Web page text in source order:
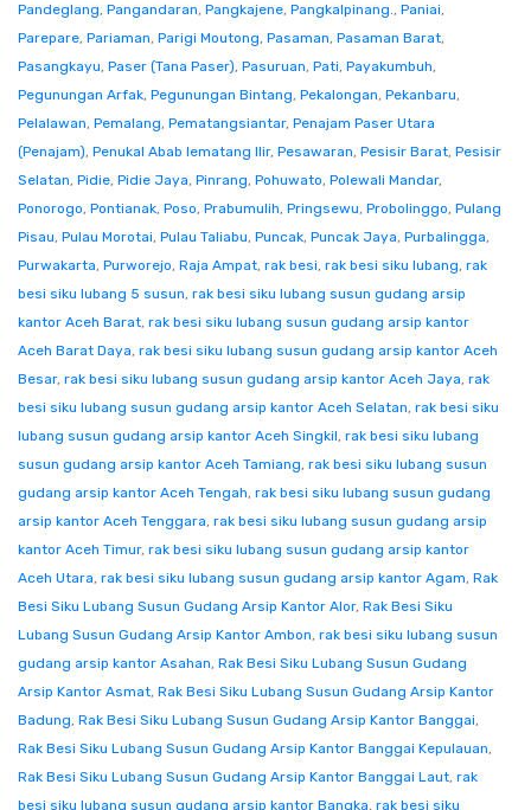
Pandeglang, Pangandaran, Pangkajene, Pangkalpinang., Paniai,
Parepare, Pariaman, Parigi Moutong, Pasaman, Pasaman Barat,
Pasangkayu, Paser (Tana Paser), Pasuruan, Pati, Payakumbuh,
Pegunungan Arfak, Pegunungan Bintang, Pekalongan, Pekanbaru,
Pelalawan, Pemalang, Pematangsiantar, Penajam Paser Utara
(Penajam), Penukal Abab lematang Ilir, Pesawaran, Pesisir Barat, Pesisir
Selatan, Pidie, Pidie Jaya, Pinrang, Pohuwato, Polewali Mandar,
Ponorogo, Pontianak, Poso, Prabumulih, Pringsewu, Probolinggo, Pulang
Pisau, Pulau Morotai, Pulau Taliabu, Puncak, Puncak Jaya, Purbalingga,
Purwakarta, Purworejo, Raja Ampat, rak besi, rak besi siku lubang, rak
besi siku lubang 5 susun, rak besi siku lubang susun gudang arsip
kantor Aceh Barat, rak besi siku lubang susun gudang arsip kantor
Aceh Barat Daya, rak besi siku lubang susun gudang arsip kantor Aceh
Besar, rak besi siku lubang susun gudang arsip kantor Aceh Jaya, rak
besi siku lubang susun gudang arsip kantor Aceh Selatan, rak besi siku
lubang susun gudang arsip kantor Aceh Singkil, rak besi siku lubang
susun gudang arsip kantor Aceh Tamiang, rak besi siku lubang susun
gudang arsip kantor Aceh Tengah, rak besi siku lubang susun gudang
arsip kantor Aceh Tenggara, rak besi siku lubang susun gudang arsip
kantor Aceh Timur, rak besi siku lubang susun gudang arsip kantor
Aceh Utara, rak besi siku lubang susun gudang arsip kantor Agam, Rak
Besi Siku Lubang Susun Gudang Arsip Kantor Alor, Rak Besi Siku
Lubang Susun Gudang Arsip Kantor Ambon, rak besi siku lubang susun
gudang arsip kantor Asahan, Rak Besi Siku Lubang Susun Gudang
Arsip Kantor Asmat, Rak Besi Siku Lubang Susun Gudang Arsip Kantor
Badung, Rak Besi Siku Lubang Susun Gudang Arsip Kantor Banggai,
Rak Besi Siku Lubang Susun Gudang Arsip Kantor Banggai Kepulauan,
Rak Besi Siku Lubang Susun Gudang Arsip Kantor Banggai Laut, rak
besi siku lubang susun gudang arsip kantor Bangka, rak besi siku